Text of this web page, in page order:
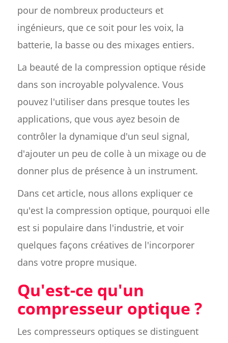
pour de nombreux producteurs et
ingénieurs, que ce soit pour les voix, la
batterie, la basse ou des mixages entiers.
La beauté de la compression optique réside
dans son incroyable polyvalence. Vous
pouvez l'utiliser dans presque toutes les
applications, que vous ayez besoin de
contrôler la dynamique d'un seul signal,
d'ajouter un peu de colle à un mixage ou de
donner plus de présence à un instrument.
Dans cet article, nous allons expliquer ce
qu'est la compression optique, pourquoi elle
est si populaire dans l'industrie, et voir
quelques façons créatives de l'incorporer
dans votre propre musique.
Qu'est-ce qu'un
compresseur optique ?
Les compresseurs optiques se distinguent